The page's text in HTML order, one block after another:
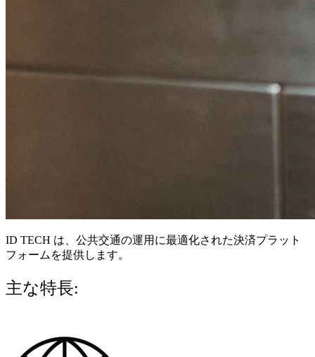
ID TECH は、公共交通の運用に最適化された決済プラット
フォーム を提供します。
主な特長: